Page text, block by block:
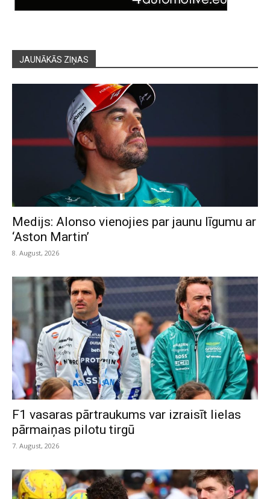
JAUNĀKĀS ZIŅAS
Medijs: Alonso vienojies par jaunu līgumu ar
‘Aston Martin’
8. August, 2026
F1 vasaras pārtraukums var izraisīt lielas
pārmaiņas pilotu tirgū
7. August, 2026